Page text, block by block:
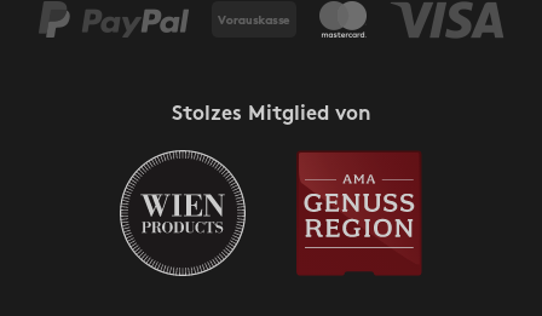
Stolzes Mitglied von